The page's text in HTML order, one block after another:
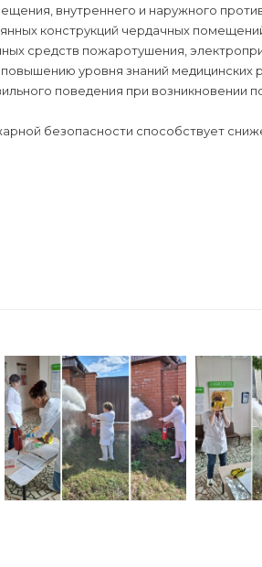
внутреннего и наружного
конструкций чердачных
средств пожаротушения,
уровня знаний медицинских
поведения при возникновении
безопасности способствует